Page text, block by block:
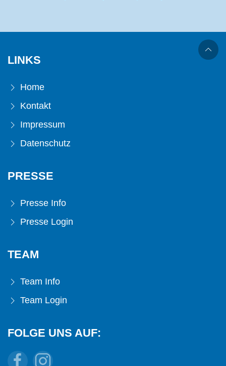
LINKS
Home
Kontakt
Impressum
Datenschutz
PRESSE
Presse Info
Presse Login
TEAM
Team Info
Team Login
FOLGE UNS AUF: